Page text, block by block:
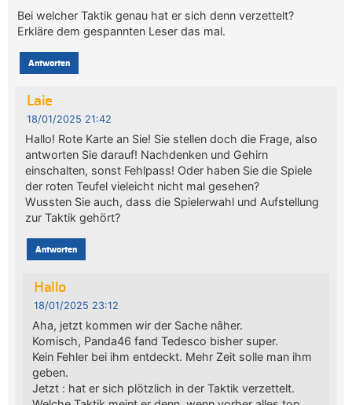
Bei welcher Taktik genau hat er sich denn verzettelt?
Erkläre dem gespannten Leser das mal.
Antworten
Laie
18/01/2025 21:42
Hallo! Rote Karte an Sie! Sie stellen doch die Frage, also
antworten Sie darauf! Nachdenken und Gehirn
einschalten, sonst Fehlpass! Oder haben Sie die Spiele
der roten Teufel vieleicht nicht mal gesehen?
Wussten Sie auch, dass die Spielerwahl und Aufstellung
zur Taktik gehört?
Antworten
Hallo
18/01/2025 23:12
Aha, jetzt kommen wir der Sache nâher.
Komisch, Panda46 fand Tedesco bisher super.
Kein Fehler bei ihm entdeckt. Mehr Zeit solle man ihm
geben.
Jetzt : hat er sich plötzlich in der Taktik verzettelt.